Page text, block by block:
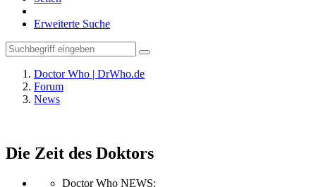
Erweiterte Suche
Doctor Who | DrWho.de
Forum
News
Die Zeit des Doktors
Doctor Who NEWS: